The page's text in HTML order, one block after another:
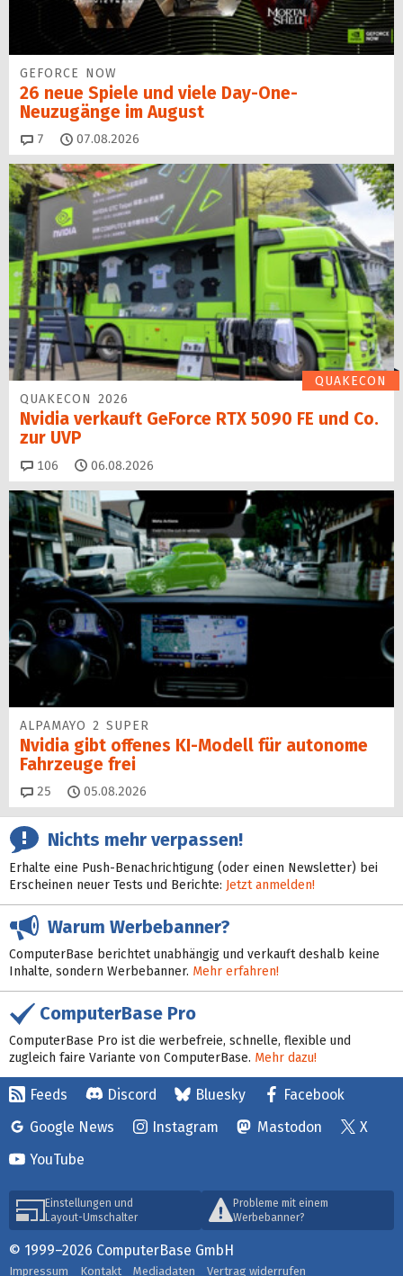
GEFORCE NOW
26 neue Spiele und viele Day-One-
Neuzugänge im August
7 Kommentare
07.08.2026
QUAKECON
QUAKECON 2026
Nvidia verkauft GeForce RTX 5090 FE und Co.
zur UVP
106 Kommentare
06.08.2026
ALPAMAYO 2 SUPER
Nvidia gibt offenes KI-Modell für autonome
Fahrzeuge frei
25 Kommentare
05.08.2026
Nichts mehr verpassen!
Erhalte eine Push-Benachrichtigung (oder einen Newsletter) bei
Erscheinen neuer Tests und Berichte: Jetzt anmelden!
Warum Werbebanner?
ComputerBase berichtet unabhängig und verkauft deshalb keine
Inhalte, sondern Werbebanner. Mehr erfahren!
ComputerBase Pro
ComputerBase Pro ist die werbefreie, schnelle, flexible und
zugleich faire Variante von ComputerBase. Mehr dazu!
Feeds Discord Bluesky
Facebook
Google News
Instagram Mastodon
X
YouTube
Einstellungen und
Layout-Umschalter
Probleme mit einem
Werbebanner?
© 1999–2026 ComputerBase GmbH
Impressum Kontakt Mediadaten Vertrag widerrufen